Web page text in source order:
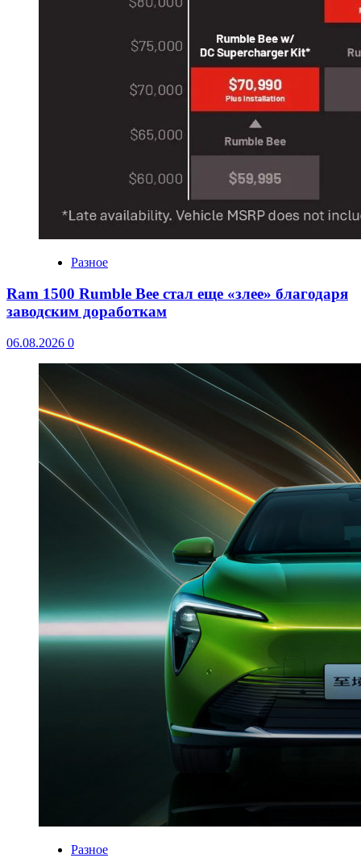
Разное
Ram 1500 Rumble Bee стал еще «злее» благодаря
заводским доработкам
06.08.2026 0
Разное